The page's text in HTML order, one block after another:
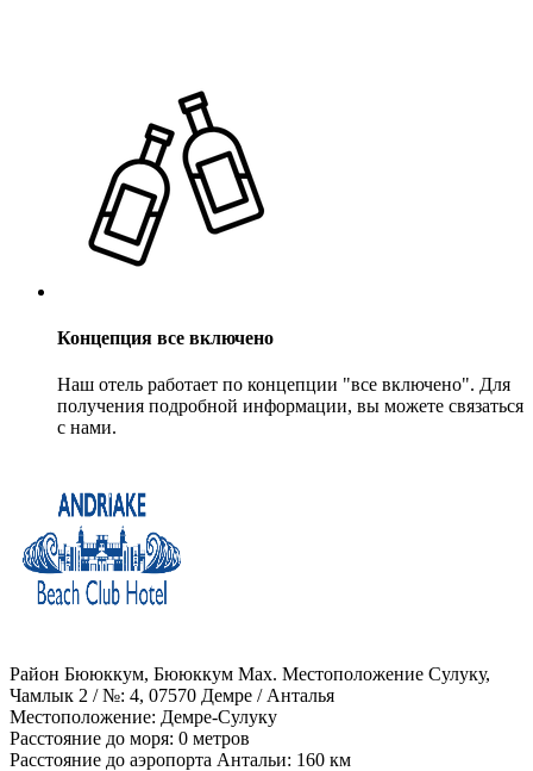
Концепция все включено
Наш отель работает по концепции "все включено". Для
получения подробной информации, вы можете связаться
с нами.
Район Бююккум, Бююккум Мах. Местоположение Сулуку,
Чамлык 2 / №: 4, 07570 Демре / Анталья
Местоположение: Демре-Сулуку
Расстояние до моря: 0 метров
Расстояние до аэропорта Антальи: 160 км